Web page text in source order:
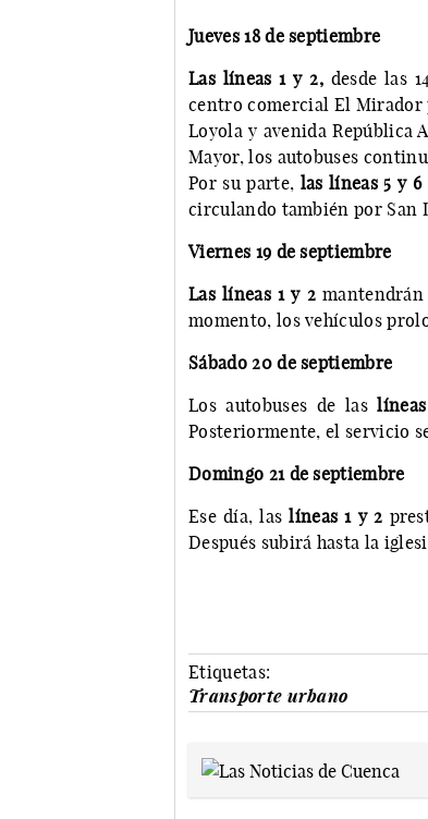
Jueves 18 de septiembre
Las líneas 1 y 2, desde las
centro comercial El Mirador
Loyola y avenida República
Mayor, los autobuses
Por su parte, las líneas 5 y 6
circulando también por San
Viernes 19 de septiembre
Las líneas 1 y 2
momento, los vehículos
Sábado 20 de septiembre
Los autobuses de las
Posteriormente, el servicio
Domingo 21 de septiembre
Ese día, laslíneas 1 y 2
Después subirá hasta la
Etiquetas:
Transporte urbano